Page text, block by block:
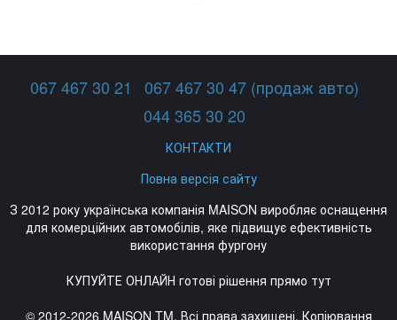
067 467 30 21
067 467 30 47 (продаж авто)
044 365 30 20
КОНТАКТИ
Повна версія сайту
З 2012 року українська компанія MAISON виробляє оснащення
для комерційних автомобілів, яке підвищує ефективність
використання фургону
КУПУЙТЕ ОНЛАЙН готові рішення прямо тут
© 2012-2026 MAISON TM. Всі права захищені. Копіювання